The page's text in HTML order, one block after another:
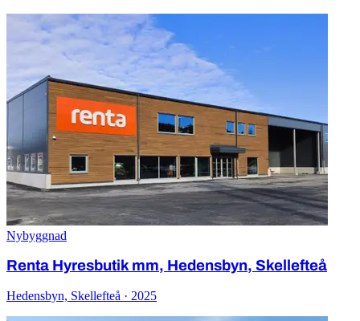
Nybyggnad
Renta Hyresbutik mm, Hedensbyn, Skellefteå
Hedensbyn, Skellefteå · 2025